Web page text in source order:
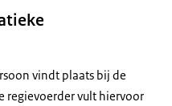
vindt plaats bij de
regievoerder vult hiervoor